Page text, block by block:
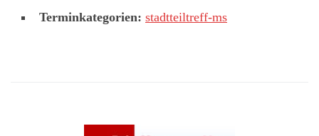
Terminkategorien: stadtteiltreff-ms